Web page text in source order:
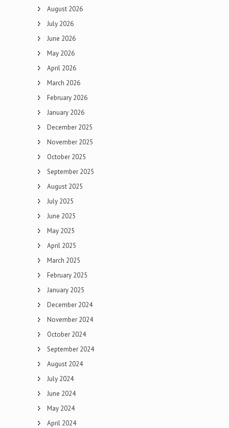
August 2026
July 2026
June 2026
May 2026
April 2026
March 2026
February 2026
January 2026
December 2025
November 2025
October 2025
September 2025
August 2025
July 2025
June 2025
May 2025
April 2025
March 2025
February 2025
January 2025
December 2024
November 2024
October 2024
September 2024
August 2024
July 2024
June 2024
May 2024
April 2024